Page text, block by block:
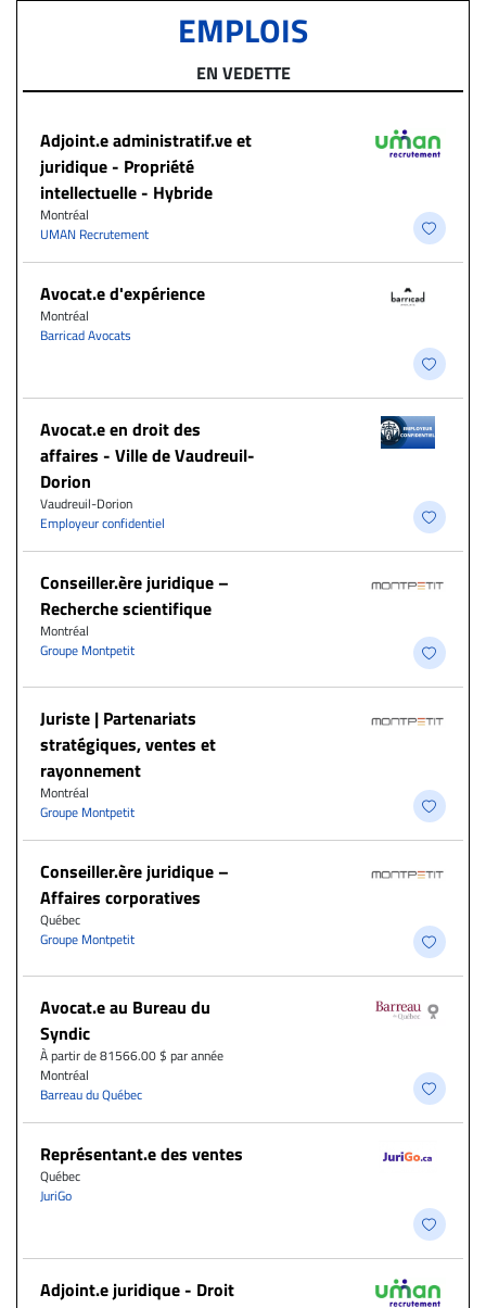
EMPLOIS
EN VEDETTE
Adjoint.e administratif.ve et
juridique - Propriété
intellectuelle - Hybride
Montréal
UMAN Recrutement
Avocat.e d'expérience
Montréal
Barricad Avocats
Avocat.e en droit des
affaires - Ville de Vaudreuil-
Dorion
Vaudreuil-Dorion
Employeur confidentiel
Conseiller.ère juridique –
Recherche scientifique
Montréal
Groupe Montpetit
Juriste | Partenariats
stratégiques, ventes et
rayonnement
Montréal
Groupe Montpetit
Conseiller.ère juridique –
Affaires corporatives
Québec
Groupe Montpetit
Avocat.e au Bureau du
Syndic
À partir de 81566.00 $ par année
Montréal
Barreau du Québec
Représentant.e des ventes
Québec
JuriGo
Adjoint.e juridique - Droit